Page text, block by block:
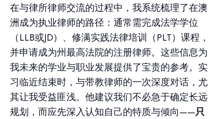
在与律所律师交流的过程中，我系统梳理了在澳
洲成为执业律师的路径：通常需完成法学学位
（LLB或JD）、修满实践法律培训（PLT）课程，
并申请成为州最高法院的注册律师。这些信息为
我未来的学业与职业发展提供了宝贵的参考。实
习临近结束时，与带教律师的一次深度对话，尤
其让我受益匪浅。他建议我们不必急于确定长远
规划，而应先深入认知自己的特质与倾向——只